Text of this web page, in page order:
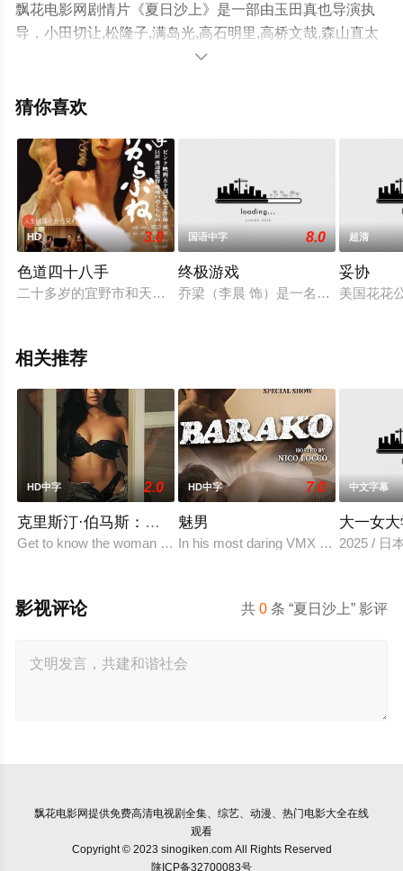
飘花电影网剧情片《夏日沙上》是一部由玉田真也导演执
导，小田切让,松隆子,满岛光,高石明里,高桥文哉,森山直太
朗,光石研等演员精彩演绎的日本电影，手机免费观看高清
步至豆瓣电影、电视猫或剧情网等平台了解。

猜你喜欢
HD 3.0
色道四十八手
二十多岁的宜野市和天真千春是结婚第一年的新婚夫妇。一天晚
国语中字 8.0
终极游戏
乔梁（李晨 饰）是一名游戏设计师
超清
妥协
美国花花
相关推荐
HD中字 2.0
克里斯汀·伯马斯：自始至终
Get to know the woman behind the daring rol
HD中字 7.0
魅男
In his most daring VMX appearance
中文字幕
大一女
2025 / 日
共0 条 “夏日沙上” 影评
影视评论
飘花电影网提供免费高清电视剧全集、综艺、动漫、热门电影大全在线
观看
Copyright © 2023 sinogiken.com All Rights Reserved
陕ICP备32700083号